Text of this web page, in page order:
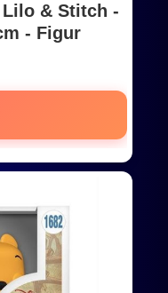
& Stitch -
- Figur